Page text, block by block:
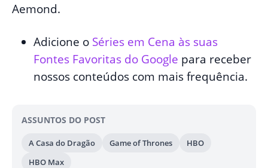
Aemond.
Adicione o Séries em Cena às suas
Fontes Favoritas do Google para receber
nossos conteúdos com mais frequência.
ASSUNTOS DO POST
A Casa do Dragão Game of Thrones
HBO
HBO Max